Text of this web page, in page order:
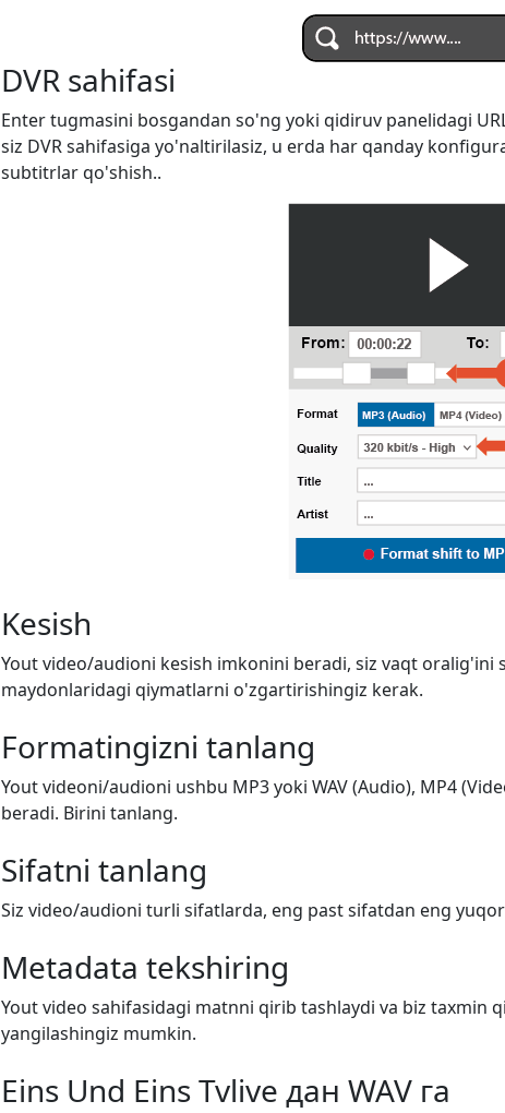
DVR sahifasi
Enter tugmasini bosgandan so'ng yoki qidiruv panelidagi
siz DVR sahifasiga yo'naltirilasiz, u erda har qanday
subtitrlar qo'shish..
Kesish
Yout video/audioni kesish imkonini beradi, siz vaqt
maydonlaridagi qiymatlarni o'zgartirishingiz kerak.
Formatingizni tanlang
Yout videoni/audioni ushbu MP3 yoki WAV (Audio), MP4
beradi. Birini tanlang.
Sifatni tanlang
Siz video/audioni turli sifatlarda, eng past sifatdan eng
Metadata tekshiring
Yout video sahifasidagi matnni qirib tashlaydi va biz taxmin
yangilashingiz mumkin.
Eins Und Eins Tvlive дан WAV га